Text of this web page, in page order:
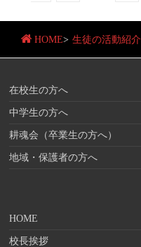
HOME> 生徒の活動紹介
在校生の方へ
中学生の方へ
耕魂会（卒業生の方へ）
地域・保護者の方へ
HOME
校長挨拶